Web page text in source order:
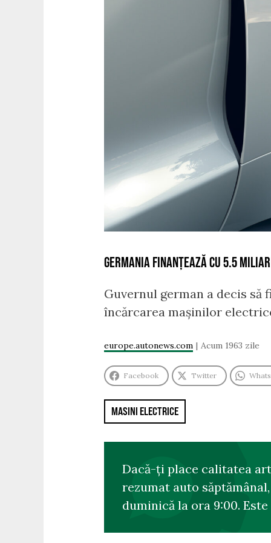
GERMANIA FINANȚEAZĂ CU 5.5
Guvernul german a decis
încărcarea mașinilor
europe.autonews.com Acum 1963 zile
Facebook Twitter
MASINI ELECTRICE
Dacă-ți place calitatea
rezumat auto
duminică la ora 9:00.